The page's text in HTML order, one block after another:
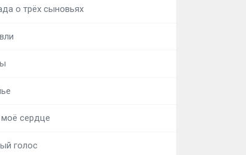
о трёх сыновьях
сердце
голос